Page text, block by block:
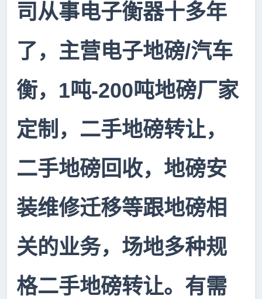
司从事电子衡器十多年
了，主营电子地磅/汽车
衡， 1吨-200吨地磅厂家
定制，二手地磅转让，
二手地磅回收，地磅安
装维修迁移等跟地磅相
关的业务，场地多种规
格二手地磅转让。有需